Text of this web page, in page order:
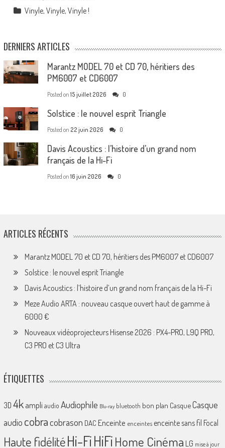
Vinyle, Vinyle, Vinyle !
DERNIERS ARTICLES
Marantz MODEL 70 et CD 70, héritiers des
PM6007 et CD6007
Posted on 15 juillet 2026 0
Solstice : le nouvel esprit Triangle
Posted on 22 juin 2026 0
Davis Acoustics : l’histoire d’un grand nom
français de la Hi-Fi
Posted on 16 juin 2026 0
ARTICLES RÉCENTS
Marantz MODEL 70 et CD 70, héritiers des PM6007 et CD6007
Solstice : le nouvel esprit Triangle
Davis Acoustics : l’histoire d’un grand nom français de la Hi-Fi
Meze Audio ARTA : nouveau casque ouvert haut de gamme à
6000 €
Nouveaux vidéoprojecteurs Hisense 2026 : PX4-PRO, L9Q PRO,
C3 PRO et C3 Ultra
ÉTIQUETTES
3D 4k ampliaudio Audiophile Blu-ray bluetooth bon plan CasqueCasque
audio cobracobrason DAC Enceinte enceintes enceinte sans fil Focal
Haute fidélitéHi-FiHiFiHome Cinéma LG mise à jour